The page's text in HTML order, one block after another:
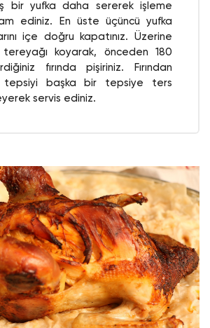
bir yufka daha sererek işleme
ediniz. En üste üçüncü yufka
içe doğru kapatınız. Üzerine
koyarak, önceden 180
fırında pişiriniz. Fırından
tepsiyi başka bir tepsiye ters
servis ediniz.